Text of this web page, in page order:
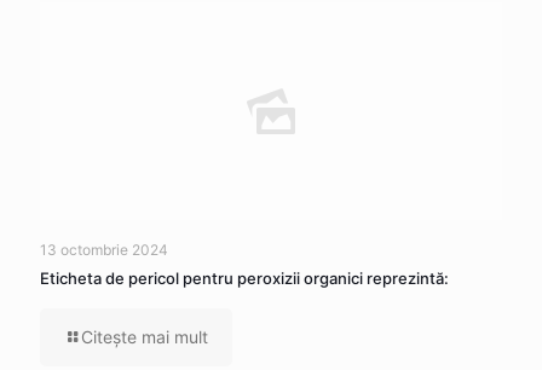
13 octombrie 2024
Eticheta de pericol pentru peroxizii organici reprezintă:
Citeşte mai mult